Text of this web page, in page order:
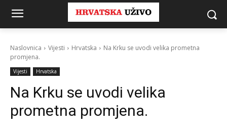
Naslovnica Vijesti Hrvatska
Na Krku se uvodi velika prometna
promjena.
Vijesti Hrvatska
Na Krku se uvodi velika
prometna promjena.